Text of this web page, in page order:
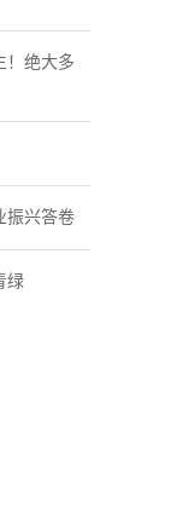
！绝大多
振兴答卷
绿